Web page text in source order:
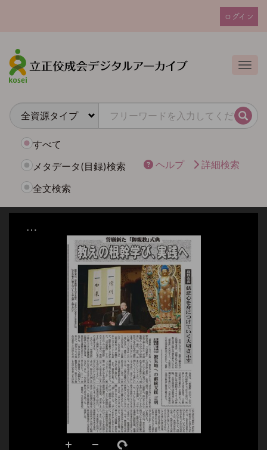
ン
テ
ン
ユ
カ
ウ
ト
ュ
ログイン
検索
すべて
メタデータ(目録)検索
全文検索
ヘルプ 詳細検索